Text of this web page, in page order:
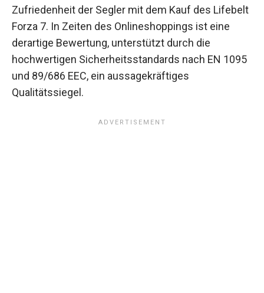
Zufriedenheit der Segler mit dem Kauf des Lifebelt
Forza 7. In Zeiten des Onlineshoppings ist eine
derartige Bewertung, unterstützt durch die
hochwertigen Sicherheitsstandards nach EN 1095
und 89/686 EEC, ein aussagekräftiges
Qualitätssiegel.